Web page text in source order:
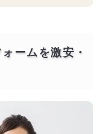
ームを激安・